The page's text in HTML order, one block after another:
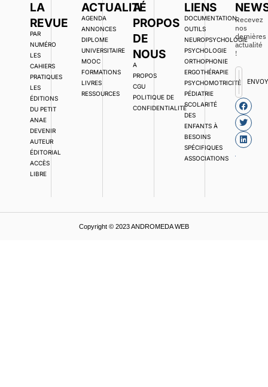
LA
REVUE
PAR
NUMÉRO
LES
CAHIERS
PRATIQUES
LES
ÉDITIONS
DU PETIT
ANAE
DEVENIR
AUTEUR
ÉDITORIAL
ACCÈS
LIBRE
ACTUALITÉ
AGENDA
ANNONCES
DIPLOME
UNIVERSITAIRE
MOOC
FORMATIONS
LIVRES
RESSOURCES
A
PROPOS
DE
NOUS
A
PROPOS
CGU
POLITIQUE DE
CONFIDENTIALITÉ
LIENS
DOCUMENTATION,
OUTILS
NEUROPSYCHOLOGIE
PSYCHOLOGIE
ORTHOPHONIE
ERGOTHÉRAPIE
PSYCHOMOTRICITÉ
PÉDIATRIE
SCOLARITÉ
DES
ENFANTS À
BESOINS
SPÉCIFIQUES
ASSOCIATIONS
Recevez
nos
dernières
actualité
!
Copyright © 2023 ANDROMEDA WEB